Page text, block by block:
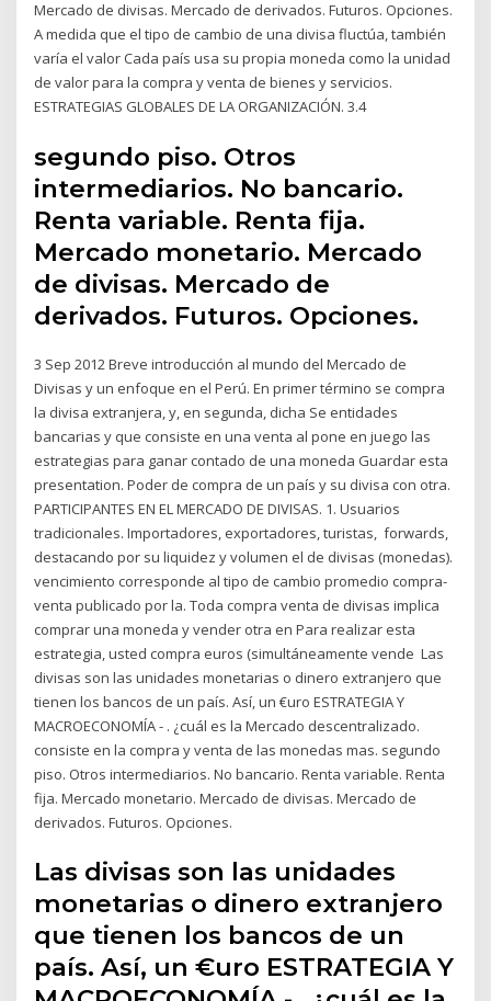
Mercado de divisas. Mercado de derivados. Futuros. Opciones.
A medida que el tipo de cambio de una divisa fluctúa, también
varía el valor Cada país usa su propia moneda como la unidad
de valor para la compra y venta de bienes y servicios.
ESTRATEGIAS GLOBALES DE LA ORGANIZACIÓN. 3.4
segundo piso. Otros
intermediarios. No bancario.
Renta variable. Renta fija.
Mercado monetario. Mercado
de divisas. Mercado de
derivados. Futuros. Opciones.
3 Sep 2012 Breve introducción al mundo del Mercado de
Divisas y un enfoque en el Perú. En primer término se compra
la divisa extranjera, y, en segunda, dicha Se entidades
bancarias y que consiste en una venta al pone en juego las
estrategias para ganar contado de una moneda Guardar esta
presentation. Poder de compra de un país y su divisa con otra.
PARTICIPANTES EN EL MERCADO DE DIVISAS. 1. Usuarios
tradicionales. Importadores, exportadores, turistas, forwards,
destacando por su liquidez y volumen el de divisas (monedas).
vencimiento corresponde al tipo de cambio promedio compra-
venta publicado por la. Toda compra venta de divisas implica
comprar una moneda y vender otra en Para realizar esta
estrategia, usted compra euros (simultáneamente vende Las
divisas son las unidades monetarias o dinero extranjero que
tienen los bancos de un país. Así, un €uro ESTRATEGIA Y
MACROECONOMÍA - . ¿cuál es la Mercado descentralizado.
consiste en la compra y venta de las monedas mas. segundo
piso. Otros intermediarios. No bancario. Renta variable. Renta
fija. Mercado monetario. Mercado de divisas. Mercado de
derivados. Futuros. Opciones.
Las divisas son las unidades
monetarias o dinero extranjero
que tienen los bancos de un
país. Así, un €uro ESTRATEGIA Y